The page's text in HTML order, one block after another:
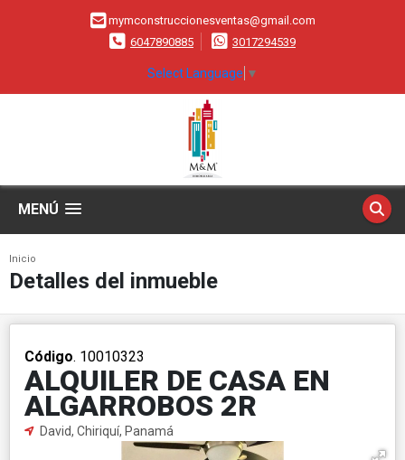
mymconstruccionesventas@gmail.com
6047890885
3017294539
Select Language ▼
MENÚ
Inicio
Detalles del inmueble
Código. 10010323
ALQUILER DE CASA EN
ALGARROBOS 2R
David, Chiriquí, Panamá